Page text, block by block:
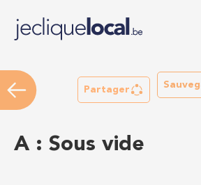
Partager
A : Sous vide